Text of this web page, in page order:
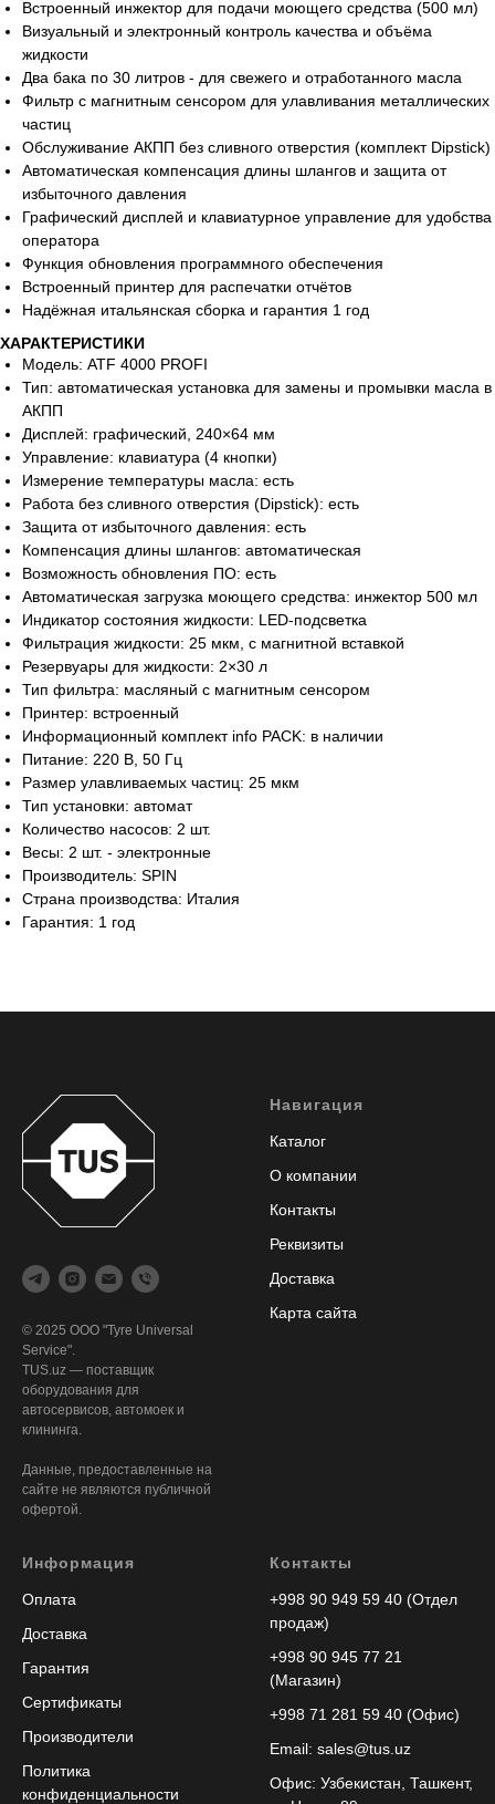
Встроенный инжектор для подачи моющего средства (500 мл)
Визуальный и электронный контроль качества и объёма
жидкости
Два бака по 30 литров - для свежего и отработанного масла
Фильтр с магнитным сенсором для улавливания металлических
частиц
Обслуживание АКПП без сливного отверстия (комплект Dipstick)
Автоматическая компенсация длины шлангов и защита от
избыточного давления
Графический дисплей и клавиатурное управление для удобства
оператора
Функция обновления программного обеспечения
Встроенный принтер для распечатки отчётов
Надёжная итальянская сборка и гарантия 1 год
ХАРАКТЕРИСТИКИ
Модель: ATF 4000 PROFI
Тип: автоматическая установка для замены и промывки масла в
АКПП
Дисплей: графический, 240×64 мм
Управление: клавиатура (4 кнопки)
Измерение температуры масла: есть
Работа без сливного отверстия (Dipstick): есть
Защита от избыточного давления: есть
Компенсация длины шлангов: автоматическая
Возможность обновления ПО: есть
Автоматическая загрузка моющего средства: инжектор 500 мл
Индикатор состояния жидкости: LED-подсветка
Фильтрация жидкости: 25 мкм, с магнитной вставкой
Резервуары для жидкости: 2×30 л
Тип фильтра: масляный с магнитным сенсором
Принтер: встроенный
Информационный комплект info PACK: в наличии
Питание: 220 В, 50 Гц
Размер улавливаемых частиц: 25 мкм
Тип установки: автомат
Количество насосов: 2 шт.
Весы: 2 шт. - электронные
Производитель: SPIN
Страна производства: Италия
Гарантия: 1 год
© 2025 ООО "Tyre Universal
Service".
TUS.uz — поставщик
оборудования для
автосервисов, автомоек и
клининга.
Данные, предоставленные на
сайте не являются публичной
офертой.
Навигация
Каталог
О компании
Контакты
Реквизиты
Доставка
Карта сайта
Информация
Оплата
Доставка
Гарантия
Сертификаты
Производители
Политика
конфиденциальности
Контакты
+998 90 949 59 40 (Отдел
продаж)
+998 90 945 77 21
(Магазин)
+998 71 281 59 40 (Офис)
Email: sales@tus.uz
Офис: Узбекистан, Ташкент,